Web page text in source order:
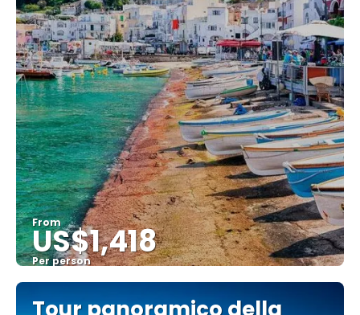
From
US$1,418
Per person
See